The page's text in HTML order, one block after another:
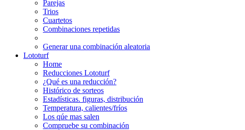
Parejas
Trios
Cuartetos
Combinaciones repetidas
Generar una combinación aleatoria
Lototurf
Home
Reducciones Lototurf
¿Qué es una reducción?
Histórico de sorteos
Estadísticas. figuras, distribución
Temperatura, calientes/fríos
Los qúe mas salen
Compruebe su combinación